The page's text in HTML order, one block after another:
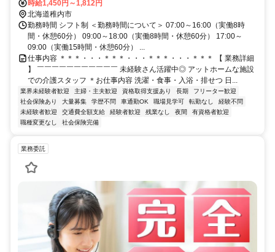
分
時給1,450円～1,812円
北海道稚内市
勤務時間 シフト制 ＜勤務時間について＞ 07:00～16:00（実働8時
間・休憩60分） 09:00～18:00（実働8時間・休憩60分） 17:00～
09:00（実働15時間・休憩60分） ...
仕事内容 ＊＊＊・・・＊＊＊・・・＊＊＊・・・＊＊＊ 【 業務詳細
】 ￣￣￣￣￣￣￣￣￣￣￣ 未経験さん活躍中◎ アットホームな施設
での介護スタッフ ＊お仕事内容 洗濯・食事・入浴・排せつ 日...
業界未経験者歓迎 主婦・主夫歓迎 資格取得支援あり 長期
フリーター歓迎
社会保険あり
大量募集 学歴不問 車通勤OK 職場見学可 転勤なし
経験不問
未経験者歓迎
交通費全額支給 経験者歓迎 残業なし 夜間
有資格者歓迎
職種変更なし
社会保険完備
業務委託